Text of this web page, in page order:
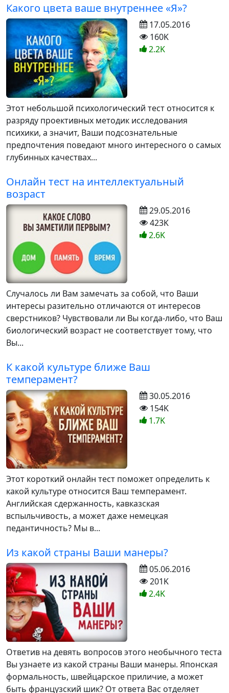
Какого цвета ваше внутреннее «Я»?
Этот небольшой психологический тест относится к
разряду проективных методик исследования
психики, а значит, Ваши подсознательные
предпочтения поведают много интересного о самых
глубинных качествах...
17.05.2016
160K
2.2K
Онлайн тест на интеллектуальный
возраст
Случалось ли Вам замечать за собой, что Ваши
интересы разительно отличаются от интересов
сверстников? Чувствовали ли Вы когда-либо, что Ваш
биологический возраст не соответствует тому, что
Вы...
29.05.2016
423K
2.6K
К какой культуре ближе Ваш
темперамент?
Этот короткий онлайн тест поможет определить к
какой культуре относится Ваш темперамент.
Английская сдержанность, кавказская
вспыльчивость, а может даже немецкая
педантичность? Мы в...
30.05.2016
154K
1.7K
Из какой страны Ваши манеры?
Ответив на девять вопросов этого необычного теста
Вы узнаете из какой страны Ваши манеры. Японская
формальность, швейцарское приличие, а может
быть французский шик? От ответа Вас отделяет
05.06.2016
201K
2.4K